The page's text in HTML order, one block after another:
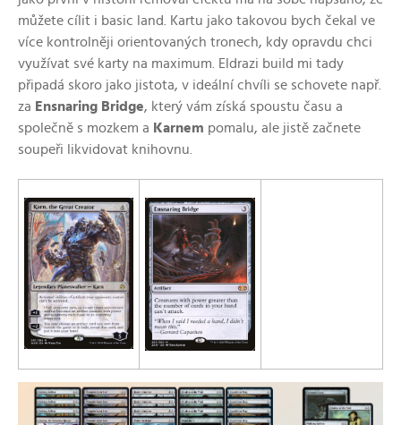
můžete cílit i basic land. Kartu jako takovou bych čekal ve
více kontrolněji orientovaných tronech, kdy opravdu chci
využívat své karty na maximum. Eldrazi build mi tady
připadá skoro jako jistota, v ideální chvíli se schovete např.
za Ensnaring Bridge, který vám získá spoustu času a
společně s mozkem a Karnem pomalu, ale jistě začnete
soupeři likvidovat knihovnu.